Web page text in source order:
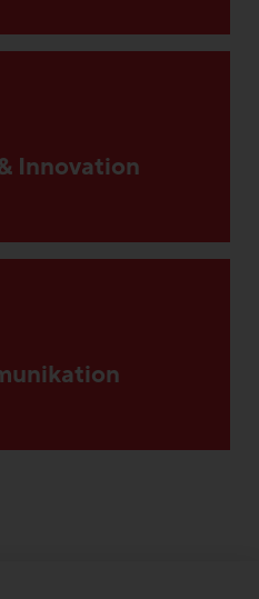
Innovation